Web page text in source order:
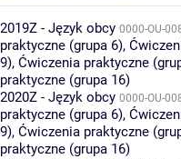
2019Z - Język obcy 0000-OU-
praktyczne (grupa 6),
9), Ćwiczenia praktyczne
praktyczne (grupa 16)
2020Z - Język obcy 0000-OU-
praktyczne (grupa 6),
9), Ćwiczenia praktyczne
praktyczne (grupa 16)